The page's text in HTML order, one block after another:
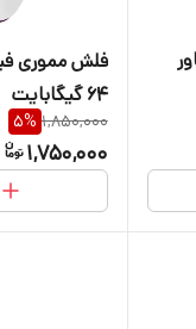
۶۴ گیگابایت
1,850,000
5%
1,750,000